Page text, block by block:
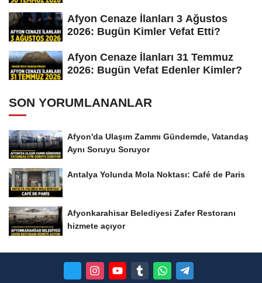
Afyon Cenaze İlanları 3 Ağustos
2026: Bugün Kimler Vefat Etti?
Afyon Cenaze İlanları 31 Temmuz
2026: Bugün Vefat Edenler Kimler?
SON YORUMLANANLAR
Afyon'da Ulaşım Zammı Gündemde, Vatandaş
Aynı Soruyu Soruyor
Antalya Yolunda Mola Noktası: Café de Paris
Afyonkarahisar Belediyesi Zafer Restoranı
hizmete açıyor